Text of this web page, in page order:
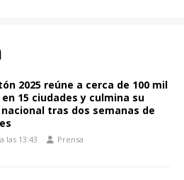
2025 reúne a cerca de 100 mil
15 ciudades y culmina su
tras dos semanas de
las 13:43 Prensa